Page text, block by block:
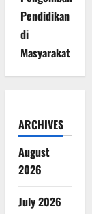
Pendidikan
di
Masyarakat
ARCHIVES
August
2026
July 2026